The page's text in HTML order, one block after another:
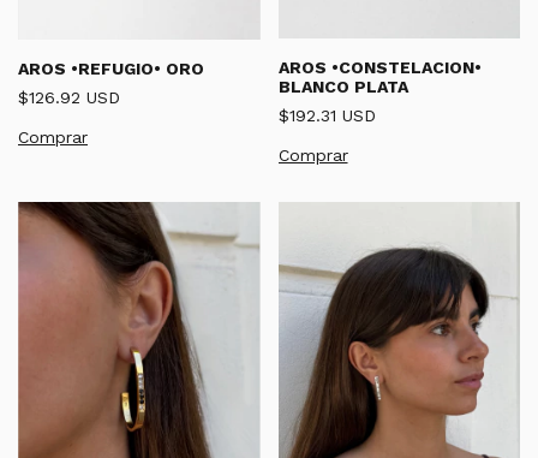
AROS •REFUGIO• ORO
$126.92 USD
AROS •CONSTELACION•
BLANCO PLATA
$192.31 USD